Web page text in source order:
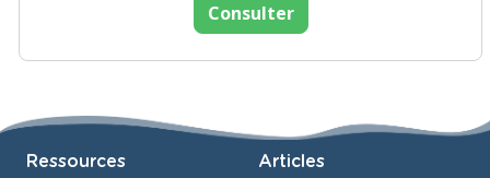
Consulter
Ressources Articles